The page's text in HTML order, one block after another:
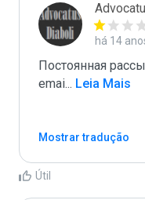
há 14
Постоянная
emai... Leia Mais
Mostrar tradução
Útil